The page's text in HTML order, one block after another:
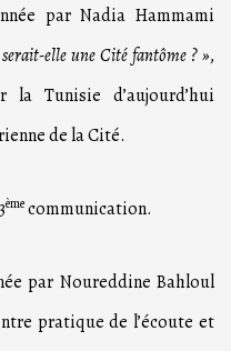
par Nadia Hammami
elle une Cité fantôme ? »,
Tunisie d’aujourd’hui
de la Cité.
èmecommunication.
par Noureddine Bahloul
pratique de l’écoute et